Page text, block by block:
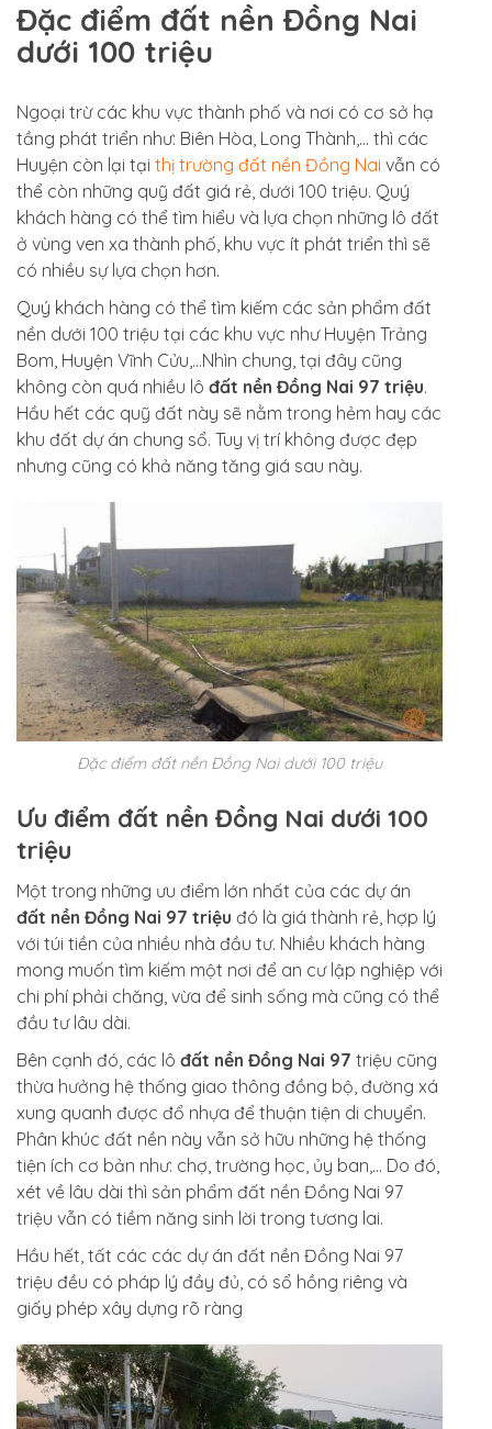
Đặc điểm đất nền Đồng Nai
dưới 100 triệu
Ngoại trừ các khu vực thành phố và nơi có cơ sở hạ
tầng phát triển như: Biên Hòa, Long Thành,… thì các
Huyện còn lại tại thị trường đất nền Đồng Nai vẫn có
thể còn những quỹ đất giá rẻ, dưới 100 triệu. Quý
khách hàng có thể tìm hiểu và lựa chọn những lô đất
ở vùng ven xa thành phố, khu vực ít phát triển thì sẽ
có nhiều sự lựa chọn hơn.
Quý khách hàng có thể tìm kiếm các sản phẩm đất
nền dưới 100 triệu tại các khu vực như Huyện Trảng
Bom, Huyện Vĩnh Cửu,…Nhìn chung, tại đây cũng
không còn quá nhiều lô đất nền Đồng Nai 97 triệu.
Hầu hết các quỹ đất này sẽ nằm trong hẻm hay các
khu đất dự án chung sổ. Tuy vị trí không được đẹp
nhưng cũng có khả năng tăng giá sau này.
Đặc điểm đất nền Đồng Nai dưới 100 triệu
Ưu điểm đất nền Đồng Nai dưới 100
triệu
Một trong những ưu điểm lớn nhất của các dự án
đất nền Đồng Nai 97 triệu đó là giá thành rẻ, hợp lý
với túi tiền của nhiều nhà đầu tư. Nhiều khách hàng
mong muốn tìm kiếm một nơi để an cư lập nghiệp với
chi phí phải chăng, vừa để sinh sống mà cũng có thể
đầu tư lâu dài.
Bên cạnh đó, các lô đất nền Đồng Nai 97 triệu cũng
thừa hưởng hệ thống giao thông đồng bộ, đường xá
xung quanh được đổ nhựa để thuận tiện di chuyển.
Phân khúc đất nền này vẫn sở hữu những hệ thống
tiện ích cơ bản như: chợ, trường học, ủy ban,… Do đó,
xét về lâu dài thì sản phẩm đất nền Đồng Nai 97
triệu vẫn có tiềm năng sinh lời trong tương lai.
Hầu hết, tất các các dự án đất nền Đồng Nai 97
triệu đều có pháp lý đầy đủ, có sổ hồng riêng và
giấy phép xây dựng rõ ràng